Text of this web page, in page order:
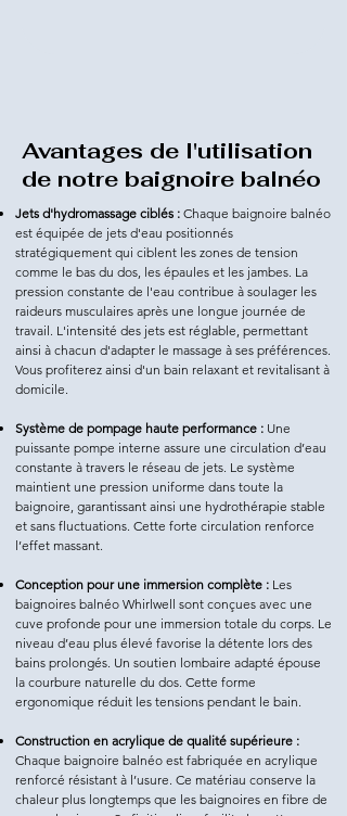
Avantages de l'utilisation
de notre baignoire balnéo
Jets d'hydromassage ciblés : Chaque baignoire balnéo
est équipée de jets d'eau positionnés
stratégiquement qui ciblent les zones de tension
comme le bas du dos, les épaules et les jambes. La
pression constante de l'eau contribue à soulager les
raideurs musculaires après une longue journée de
travail. L'intensité des jets est réglable, permettant
ainsi à chacun d'adapter le massage à ses préférences.
Vous profiterez ainsi d'un bain relaxant et revitalisant à
domicile.
Système de pompage haute performance : Une
puissante pompe interne assure une circulation d’eau
constante à travers le réseau de jets. Le système
maintient une pression uniforme dans toute la
baignoire, garantissant ainsi une hydrothérapie stable
et sans fluctuations. Cette forte circulation renforce
l’effet massant.
Conception pour une immersion complète : Les
baignoires balnéo Whirlwell sont conçues avec une
cuve profonde pour une immersion totale du corps. Le
niveau d’eau plus élevé favorise la détente lors des
bains prolongés. Un soutien lombaire adapté épouse
la courbure naturelle du dos. Cette forme
ergonomique réduit les tensions pendant le bain.
Construction en acrylique de qualité supérieure :
Chaque baignoire balnéo est fabriquée en acrylique
renforcé résistant à l’usure. Ce matériau conserve la
chaleur plus longtemps que les baignoires en fibre de